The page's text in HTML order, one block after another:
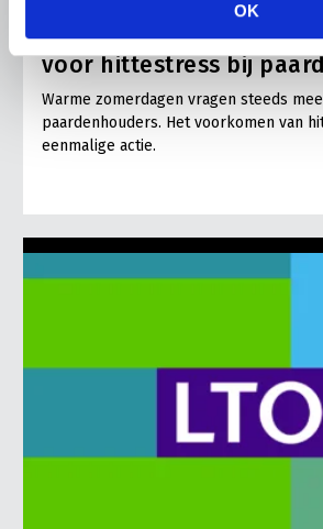
OK
Warmere zomers, meer
voor hittestress bij
Warme zomerdagen vragen steeds
paardenhouders. Het voorkomen van
eenmalige actie.